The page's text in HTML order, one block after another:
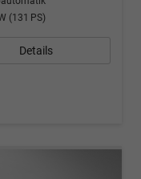
(131 PS)
Details